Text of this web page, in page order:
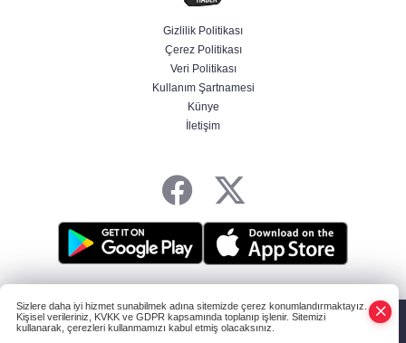
Bakan Göktaş: Ülkemize, milletimize, şehit
ailelerimize ve kahraman gazilerimize hayırlı
Gizlilik Politikası
Çerez Politikası
Veri Politikası
Kullanım Şartnamesi
Künye
İletişim
Tüm hakları saklıdır.
Sizlere daha iyi hizmet sunabilmek adına sitemizde çerez konumlandırmaktayız.
Kişisel verileriniz, KVKK ve GDPR kapsamında toplanıp işlenir. Sitemizi
kullanarak, çerezleri kullanmamızı kabul etmiş olacaksınız.